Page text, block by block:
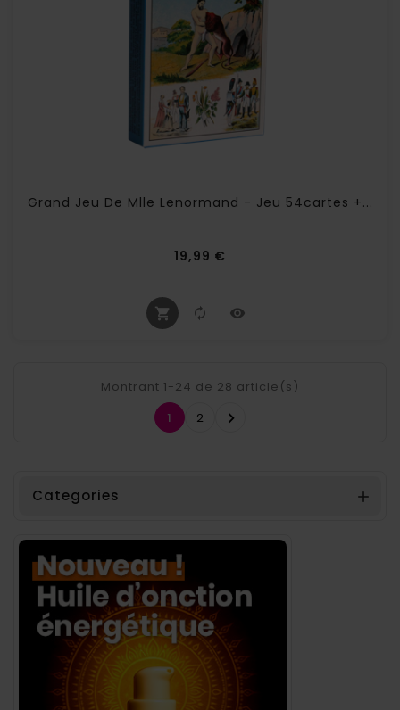
Grand Jeu De Mlle Lenormand - Jeu 54cartes +...
19,99 €
Montrant 1-24 de 28 article(s)
1
2 
Categories 